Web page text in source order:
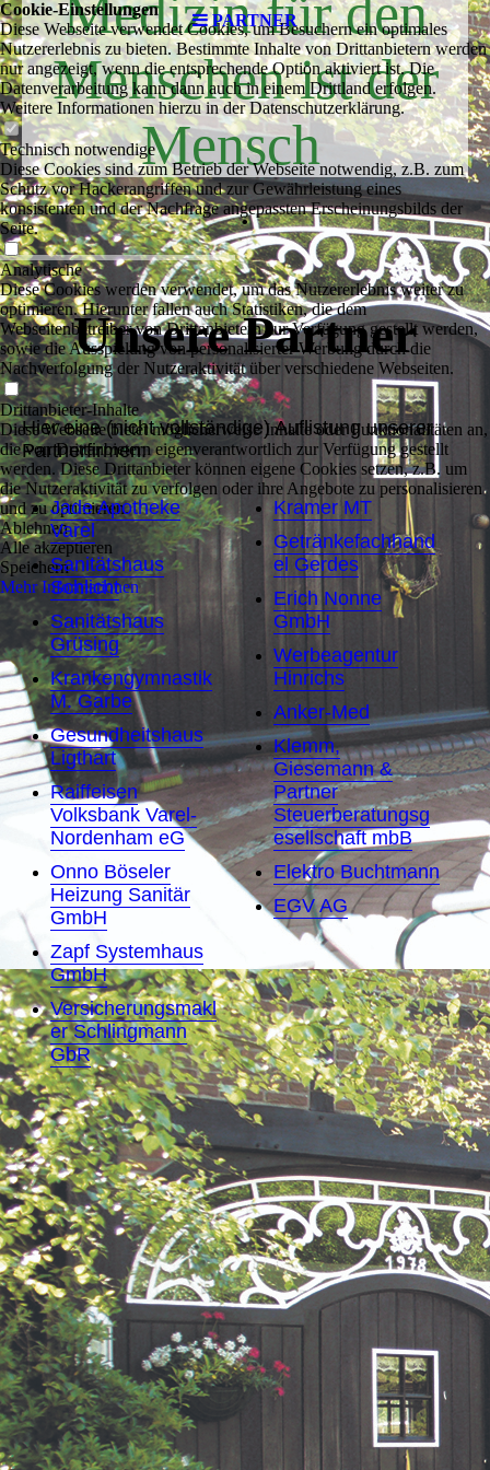
PARTNER
Medizin für den
Menschen ist der
Mensch
.
Unsere Partner
Hier eine (nicht vollständige) Auflistung unserer
Partnerfirmen:
Jade Apotheke
Varel
Sanitätshaus
Schlicht
Sanitätshaus
Grüsing
Krankengymnastik
M. Garbe
Gesundheitshaus
Ligthart
Raiffeisen
Volksbank Varel-
Nordenham eG
Onno Böseler
Heizung Sanitär
GmbH
Zapf Systemhaus
GmbH
Versicherungsmakl
er Schlingmann
GbR
Kramer MT
Getränkefachhand
el Gerdes
Erich Nonne
GmbH
Werbeagentur
Hinrichs
Anker-Med
Klemm,
Giesemann &
Partner
Steuerberatungsg
esellschaft mbB
Elektro Buchtmann
EGV AG
Cookie-Einstellungen
Diese Webseite verwendet Cookies, um Besuchern ein optimales
Nutzererlebnis zu bieten. Bestimmte Inhalte von Drittanbietern werden
nur angezeigt, wenn die entsprechende Option aktiviert ist. Die
Datenverarbeitung kann dann auch in einem Drittland erfolgen.
Weitere Informationen hierzu in der Datenschutzerklärung.
Technisch notwendige
Diese Cookies sind zum Betrieb der Webseite notwendig, z.B. zum
Schutz vor Hackerangriffen und zur Gewährleistung eines
konsistenten und der Nachfrage angepassten Erscheinungsbilds der
Seite.
Analytische
Diese Cookies werden verwendet, um das Nutzererlebnis weiter zu
optimieren. Hierunter fallen auch Statistiken, die dem
Webseitenbetreiber von Drittanbietern zur Verfügung gestellt werden,
sowie die Ausspielung von personalisierter Werbung durch die
Nachverfolgung der Nutzeraktivität über verschiedene Webseiten.
Drittanbieter-Inhalte
Diese Webseite bietet möglicherweise Inhalte oder Funktionalitäten an,
die von Drittanbietern eigenverantwortlich zur Verfügung gestellt
werden. Diese Drittanbieter können eigene Cookies setzen, z.B. um
die Nutzeraktivität zu verfolgen oder ihre Angebote zu personalisieren
und zu optimieren.
Ablehnen
Alle akzeptieren
Speichern
Mehr Informationen